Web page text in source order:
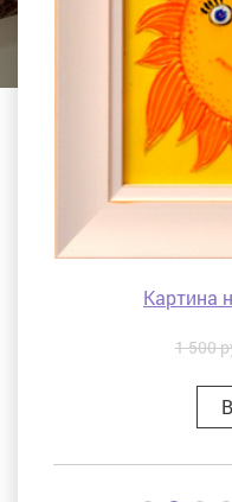
Картина
1 500